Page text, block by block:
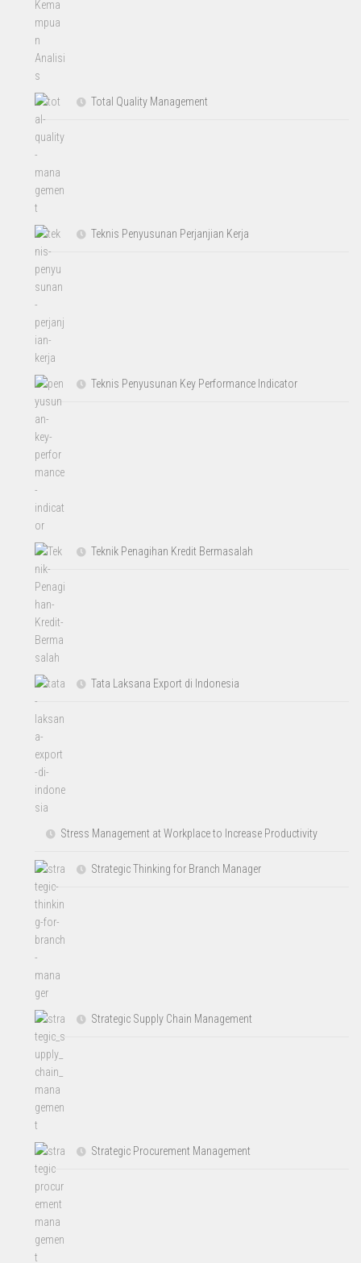
Total Quality Management
Teknis Penyusunan Perjanjian Kerja
Teknis Penyusunan Key Performance Indicator
Teknik Penagihan Kredit Bermasalah
Tata Laksana Export di Indonesia
Stress Management at Workplace to Increase Productivity
Strategic Thinking for Branch Manager
Strategic Supply Chain Management
Strategic Procurement Management